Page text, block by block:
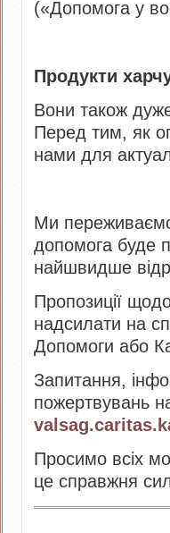
(«Допомога у
Продукти
Вони також дуже
Перед тим, як
нами для
Ми
допомога буде
найшвидше
Пропозиції
надсилати на
Допомоги або
Запитання,
пожертвувань
Просимо всіх
це справжня